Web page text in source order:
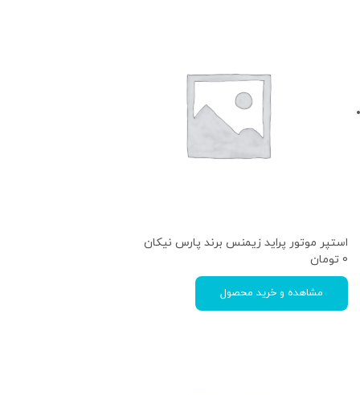
استپر موتور پراید زیمنس برند پارس نیکان
0 تومان
مشاهده و خرید محصول